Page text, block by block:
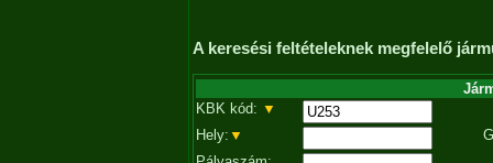
A keresési feltételeknek megfelelő
KBK kód: ▼
Hely: ▼